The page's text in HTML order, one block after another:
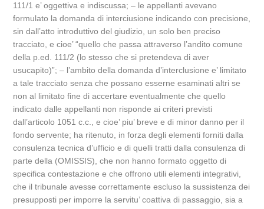
111/1 e’ oggettiva e indiscussa; – le appellanti avevano
formulato la domanda di interciusione indicando con precisione,
sin dall’atto introduttivo del giudizio, un solo ben preciso
tracciato, e cioe’ “quello che passa attraverso l’andito comune
della p.ed. 111/2 (lo stesso che si pretendeva di aver
usucapito)”; – l’ambito della domanda d’interclusione e’ limitato
a tale tracciato senza che possano esserne esaminati altri se
non al limitato fine di accertare eventualmente che quello
indicato dalle appellanti non risponde ai criteri previsti
dall’articolo 1051 c.c., e cioe’ piu’ breve e di minor danno per il
fondo servente; ha ritenuto, in forza degli elementi forniti dalla
consulenza tecnica d’ufficio e di quelli tratti dalla consulenza di
parte della (OMISSIS), che non hanno formato oggetto di
specifica contestazione e che offrono utili elementi integrativi,
che il tribunale avesse correttamente escluso la sussistenza dei
presupposti per imporre la servitu’ coattiva di passaggio, sia a